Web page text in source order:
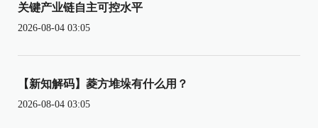
关键产业链自主可控水平
2026-08-04 03:05
【新知解码】菱方堆垛有什么用？
2026-08-04 03:05